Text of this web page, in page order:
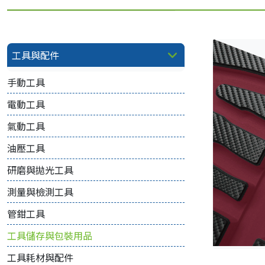
工具與配件
手動工具
電動工具
氣動工具
油壓工具
研磨與拋光工具
測量與檢測工具
管鉗工具
工具儲存與包裝用品
工具耗材與配件